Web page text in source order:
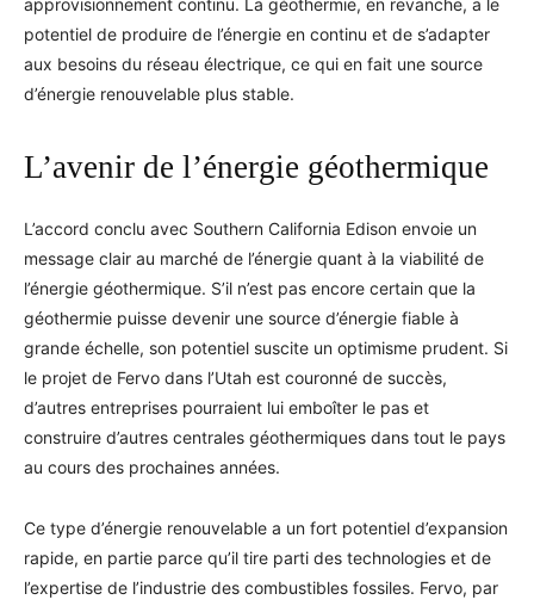
approvisionnement continu. La géothermie, en revanche, a le
potentiel de produire de l’énergie en continu et de s’adapter
aux besoins du réseau électrique, ce qui en fait une source
d’énergie renouvelable plus stable.
L’avenir de l’énergie géothermique
L’accord conclu avec Southern California Edison envoie un
message clair au marché de l’énergie quant à la viabilité de
l’énergie géothermique. S’il n’est pas encore certain que la
géothermie puisse devenir une source d’énergie fiable à
grande échelle, son potentiel suscite un optimisme prudent. Si
le projet de Fervo dans l’Utah est couronné de succès,
d’autres entreprises pourraient lui emboîter le pas et
construire d’autres centrales géothermiques dans tout le pays
au cours des prochaines années.
Ce type d’énergie renouvelable a un fort potentiel d’expansion
rapide, en partie parce qu’il tire parti des technologies et de
l’expertise de l’industrie des combustibles fossiles. Fervo, par